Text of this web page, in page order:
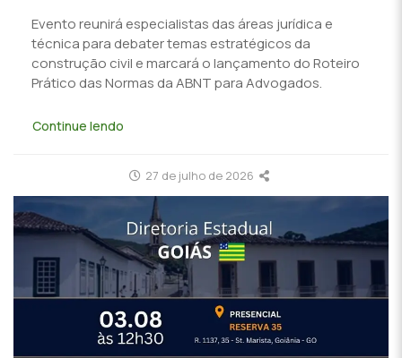
Evento reunirá especialistas das áreas jurídica e
técnica para debater temas estratégicos da
construção civil e marcará o lançamento do Roteiro
Prático das Normas da ABNT para Advogados.
Continue lendo
27 de julho de 2026